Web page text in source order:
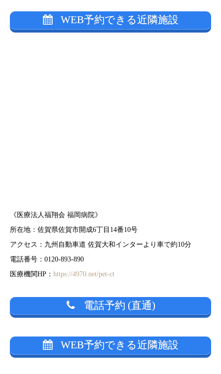
WEB予約できる近隣施設
《医療法人福翔会 福岡病院》
所在地：佐賀県佐賀市開成6丁目14番10号
アクセス：九州自動車道 佐賀大和インターより車で約10分
電話番号：0120-893-890
医療機関HP： https://4970.net/pet-ct
電話予約 (直通)
WEB予約できる近隣施設